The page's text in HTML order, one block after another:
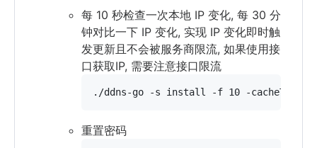
每 10 秒检查一次本地 IP 变化, 每 30 分
钟对比一下 IP 变化, 实现 IP 变化即时触
发更新且不会被服务商限流, 如果使用接
口获取IP, 需要注意接口限流
./ddns-go -s install -f 10 -cacheTimes
重置密码